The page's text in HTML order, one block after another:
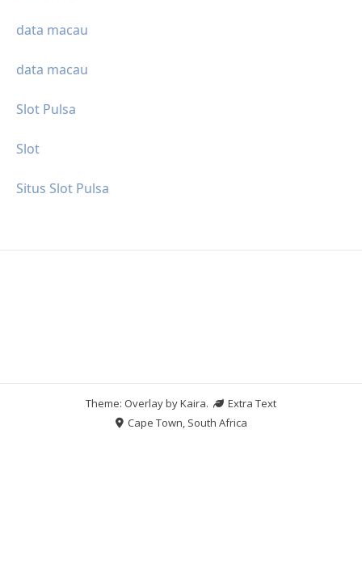
data macau
data macau
Slot Pulsa
Slot
Situs Slot Pulsa
Theme: Overlay byKaira.
Extra Text
Cape Town, South Africa